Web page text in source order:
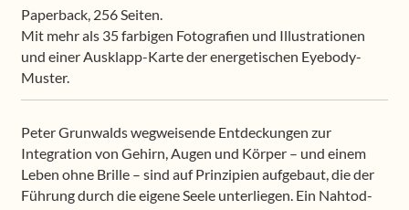
(rot)
quantity
Paperback, 256 Seiten.
Mit mehr als 35 farbigen Fotografien und Illustrationen
und einer Ausklapp-Karte der energetischen Eyebody-
Muster.
Peter Grunwalds wegweisende Entdeckungen zur
Integration von Gehirn, Augen und Körper – und einem
Leben ohne Brille – sind auf Prinzipien aufgebaut, die der
Führung durch die eigene Seele unterliegen. Ein Nahtod-